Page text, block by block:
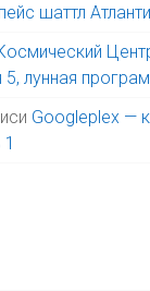
шаттл
лунная
Googleplex —